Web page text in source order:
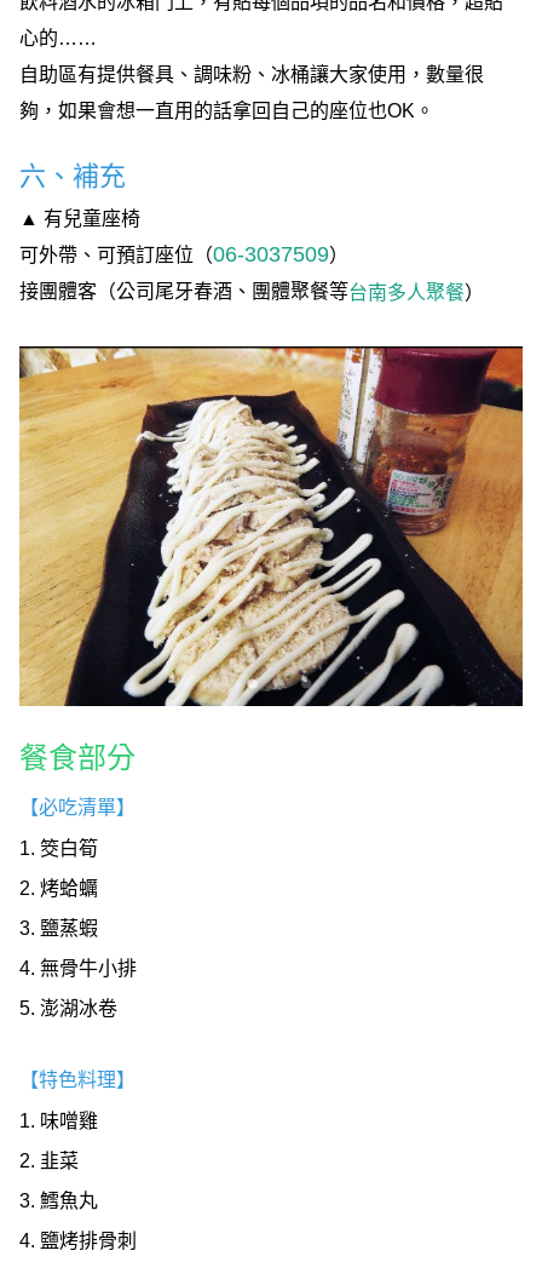
心的……
自助區有提供餐具、調味粉、冰桶讓大家使用，數量很
夠，如果會想一直用的話拿回自己的座位也OK。
六、補充
▲ 有兒童座椅
可外帶、可預訂座位（06-3037509）
接團體客（公司尾牙春酒、團體聚餐等台南多人聚餐）
餐食部分
【必吃清單】
1. 筊白筍
2. 烤蛤蠣
3. 鹽蒸蝦
4. 無骨牛小排
5. 澎湖冰卷
【特色料理】
1. 味噌雞
2. 韭菜
3. 鱈魚丸
4. 鹽烤排骨刺